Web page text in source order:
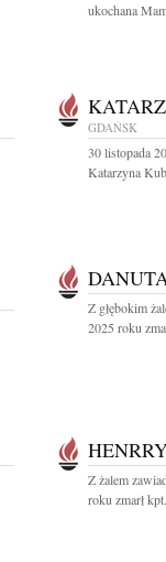
ukochana
GDAŃSK
30 listopada
Katarzyna
Z głębokim
2025 roku
Z żalem
roku zmarł